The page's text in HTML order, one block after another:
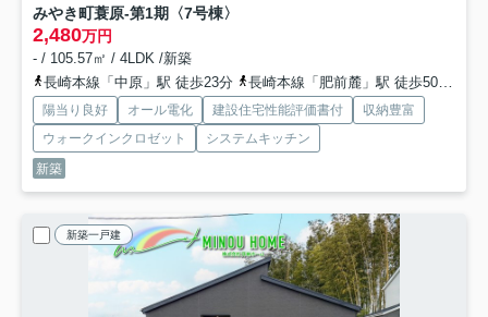
みやき町蓑原-第1期 〈7号棟〉
2,480万円
- / 105.57㎡ / 4LDK /新築
長崎本線「中原」駅 徒歩23分
長崎本線「肥前麓」駅 徒歩50分
陽当り良好 オール電化 建設住宅性能評価書付
収納豊富
ウォークインクロゼット
システムキッチン
新築
新築一戸建